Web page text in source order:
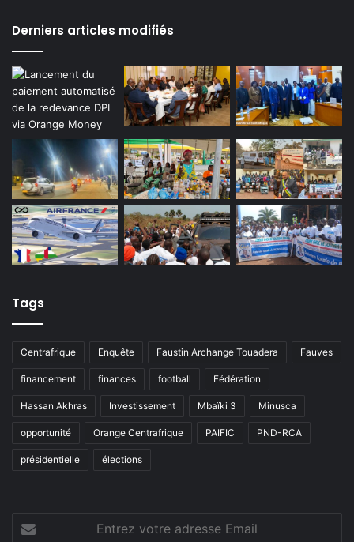
Derniers articles modifiés
Tags
Centrafrique Enquête Faustin Archange Touadera Fauves
financement finances football Fédération
Hassan Akhras Investissement Mbaïki 3 Minusca
opportunité Orange Centrafrique PAIFIC PND-RCA
présidentielle élections
Entrez
votre